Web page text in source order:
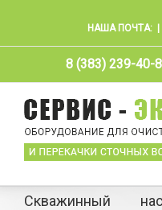
НАША ПОЧТА:
8 (383) 239-40-
Скважинный